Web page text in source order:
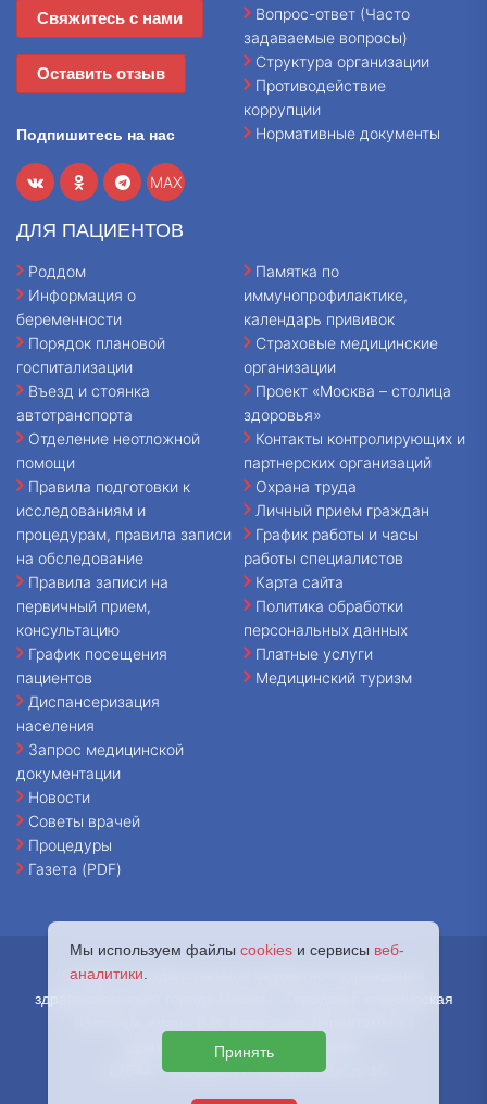
Свяжитесь с нами
Оставить отзыв
Подпишитесь на нас
MAX
Вопрос-ответ (Часто
задаваемые вопросы)
Структура организации
Противодействие
коррупции
Нормативные документы
ДЛЯ ПАЦИЕНТОВ
Роддом
Информация о
беременности
Порядок плановой
госпитализации
Въезд и стоянка
автотранспорта
Отделение неотложной
помощи
Правила подготовки к
исследованиям и
процедурам, правила записи
на обследование
Правила записи на
первичный прием,
консультацию
График посещения
пациентов
Диспансеризация
населения
Запрос медицинской
документации
Новости
Советы врачей
Процедуры
Газета (PDF)
Памятка по
иммунопрофилактике,
календарь прививок
Страховые медицинские
организации
Проект «Москва – столица
здоровья»
Контакты контролирующих и
партнерских организаций
Охрана труда
Личный прием граждан
График работы и часы
работы специалистов
Карта сайта
Политика обработки
персональных данных
Платные услуги
Медицинский туризм
© 2026 - Государственное бюджетное учреждение
здравоохранения города Москвы «Городская клиническая
здравоохранения города Москвы.
127644, г. Москва, ул. Лобненская, д. 10
Мы используем файлы cookies и сервисы веб-
аналитики
Принять